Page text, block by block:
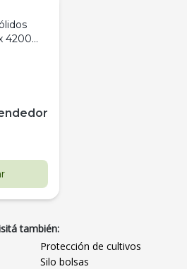
4200
también:
Protección de cultivos
Silo bolsas